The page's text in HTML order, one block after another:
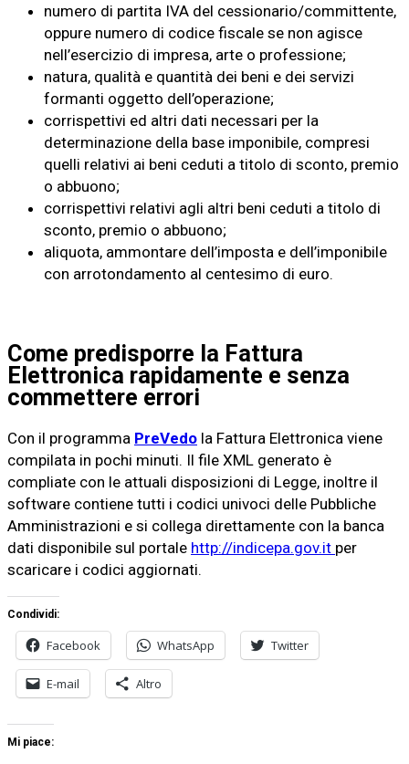
numero di partita IVA del cessionario/committente,
oppure numero di codice fiscale se non agisce
nell’esercizio di impresa, arte o professione;
natura, qualità e quantità dei beni e dei servizi
formanti oggetto dell’operazione;
corrispettivi ed altri dati necessari per la
determinazione della base imponibile, compresi
quelli relativi ai beni ceduti a titolo di sconto, premio
o abbuono;
corrispettivi relativi agli altri beni ceduti a titolo di
sconto, premio o abbuono;
aliquota, ammontare dell’imposta e dell’imponibile
con arrotondamento al centesimo di euro.
Come predisporre la Fattura
Elettronica rapidamente e senza
commettere errori
Con il programma PreVedo la Fattura Elettronica viene
compilata in pochi minuti. Il file XML generato è
compliate con le attuali disposizioni di Legge, inoltre il
software contiene tutti i codici univoci delle Pubbliche
Amministrazioni e si collega direttamente con la banca
dati disponibile sul portale http://indicepa.gov.it per
scaricare i codici aggiornati.
Condividi:
Facebook WhatsApp Twitter
E-mail Altro
Mi piace: